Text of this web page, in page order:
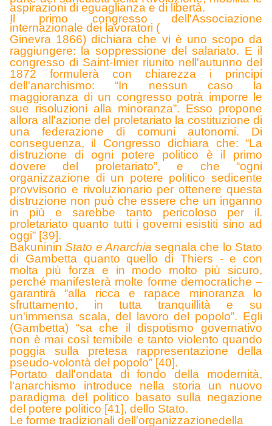
aspirazioni di eguaglianza e di libertà.
Il primo congresso dell'Associazione
internazionale dei lavoratori (
Ginevra 1866) dichiara che vi è uno scopo da
raggiungere: la soppressione del salariato. E il
congresso di Saint-Imier riunito nell'autunno del
1872 formulerà
con chiarezza i principi
dell'anarchismo: “In nessun caso la
maggioranza di un congresso potrà imporre le
sue risoluzioni alla minoranza”. Esso propone
allora all'azione del proletariato la costituzione di
una federazione di comuni autonomi. Di
conseguenza, il Congresso dichiara che: “La
distruzione di ogni potere politico è il primo
dovere del proletariato”, e che “ogni
organizzazione di un potere politico sedicente
provvisorio e rivoluzionario per ottenere questa
distruzione non può che essere che un inganno
in più e sarebbe tanto pericoloso per il.
proletariato quanto tutti i governi esistiti sino ad
oggi” [39].
BakunininStato e Anarchia segnala che lo Stato
di Gambetta quanto quello di Thiers - e con
molta più forza e in modo molto più sicuro,
perché manifesterà molte forme democratiche –
garantirà “alla ricca e rapace minoranza lo
sfruttamento, in tutta tranquillità e su
un'immensa scala, del lavoro del popolo”. Egli
(Gambetta) “sa che il dispotismo governativo
non è mai così temibile e tanto violento quando
poggia sulla pretesa rappresentazione della
pseudo-volontà del popolo” [40].
Portato dall'ondata di fondo della modernità,
l'anarchismo introduce nella storia un nuovo
paradigma del politico basato sulla negazione
del potere politico [41], dello Stato.
Le forme tradizionali dell'organizzazionedella